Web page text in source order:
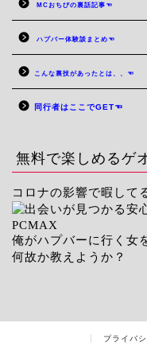
MCおちびの裏話記事☜
ハプバー体験談まとめ☜
こんな裏技があったとは、、☜
同行者はここでGET☜
無料で楽しめるゲ
コロナの影響で暇して
俺がハプバーに行く女
何故か教えようか？
プライバ